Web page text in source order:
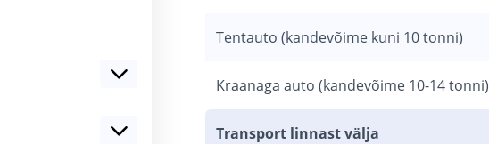
Tentauto (kandevõime kuni 10 tonni)
Kraanaga auto (kandevõime 10-14 tonni)
Transport linnast välja